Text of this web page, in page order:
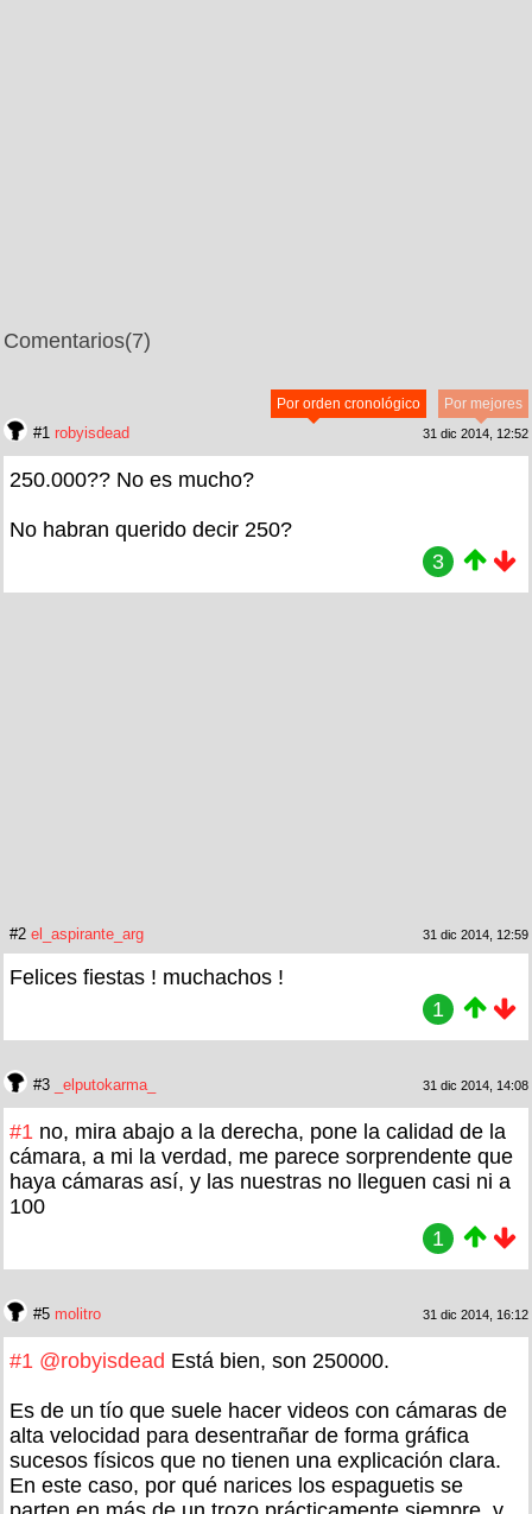
Comentarios(7)
Por mejores
Por orden cronológico
#1 robyisdead 31 dic 2014, 12:52
250.000?? No es mucho?
No habran querido decir 250?
3
#2 el_aspirante_arg 31 dic 2014, 12:59
Felices fiestas ! muchachos !
1
#3 _elputokarma_ 31 dic 2014, 14:08
#1 no, mira abajo a la derecha, pone la calidad de la
cámara, a mi la verdad, me parece sorprendente que
haya cámaras así, y las nuestras no lleguen casi ni a
100
1
#5 molitro 31 dic 2014, 16:12
#1 @robyisdead Está bien, son 250000.
Es de un tío que suele hacer videos con cámaras de
alta velocidad para desentrañar de forma gráfica
sucesos físicos que no tienen una explicación clara.
En este caso, por qué narices los espaguetis se